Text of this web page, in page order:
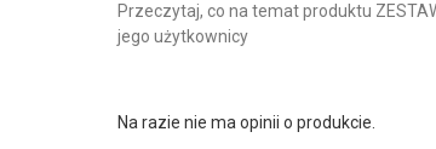
Przeczytaj, co na temat produktu ZESTAW
jego użytkownicy
Na razie nie ma opinii o produkcie.